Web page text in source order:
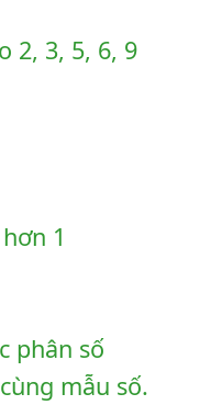
2, 3, 5, 6, 9
1
phân số
mẫu số.